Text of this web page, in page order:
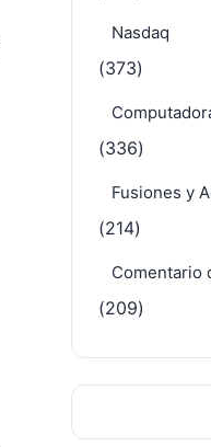
Nasdaq
(373)
(336)
Fusiones y
(214)
Comentario
(209)